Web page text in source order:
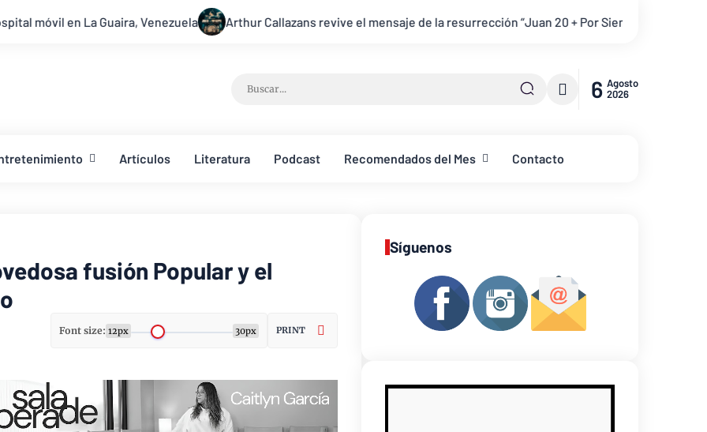
Arthur Callazans revive el mensaje de la resurrección “Juan 20 + Por Siempre” YouVersion y atletas invitan a
6 Agosto
2026
Artículos Literatura Podcast Recomendados del Mes Contacto
fusión Popular y el
Font size: 12px 30px PRINT
Síguenos